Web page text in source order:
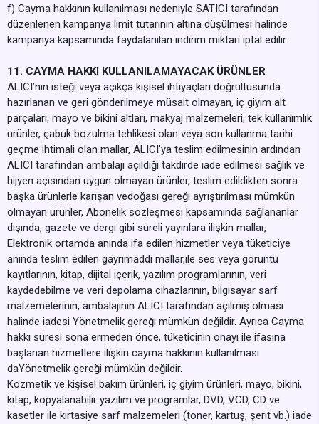
f) Cayma hakkının kullanılması nedeniyle SATICI tarafından
düzenlenen kampanya limit tutarının altına düşülmesi halinde
kampanya kapsamında faydalanılan indirim miktarı iptal edilir.
11. CAYMA HAKKI KULLANILAMAYACAK ÜRÜNLER
ALICI’nın isteği veya açıkça kişisel ihtiyaçları doğrultusunda
hazırlanan ve geri gönderilmeye müsait olmayan, iç giyim alt
parçaları, mayo ve bikini altları, makyaj malzemeleri, tek kullanımlık
ürünler, çabuk bozulma tehlikesi olan veya son kullanma tarihi
geçme ihtimali olan mallar, ALICI’ya teslim edilmesinin ardından
ALICI tarafından ambalajı açıldığı takdirde iade edilmesi sağlık ve
hijyen açısından uygun olmayan ürünler, teslim edildikten sonra
başka ürünlerle karışan vedoğası gereği ayrıştırılması mümkün
olmayan ürünler, Abonelik sözleşmesi kapsamında sağlananlar
dışında, gazete ve dergi gibi süreli yayınlara ilişkin mallar,
Elektronik ortamda anında ifa edilen hizmetler veya tüketiciye
anında teslim edilen gayrimaddi mallar,ile ses veya görüntü
kayıtlarının, kitap, dijital içerik, yazılım programlarının, veri
kaydedebilme ve veri depolama cihazlarının, bilgisayar sarf
malzemelerinin, ambalajının ALICI tarafından açılmış olması
halinde iadesi Yönetmelik gereği mümkün değildir. Ayrıca Cayma
hakkı süresi sona ermeden önce, tüketicinin onayı ile ifasına
başlanan hizmetlere ilişkin cayma hakkının kullanılması
daYönetmelik gereği mümkün değildir.
Kozmetik ve kişisel bakım ürünleri, iç giyim ürünleri, mayo, bikini,
kitap, kopyalanabilir yazılım ve programlar, DVD, VCD, CD ve
kasetler ile kırtasiye sarf malzemeleri (toner, kartuş, şerit vb.) iade